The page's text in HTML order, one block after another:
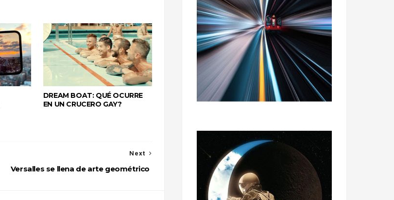
DREAM BOAT: QUÉ OCURRE
EN UN CRUCERO GAY?
Next
Versalles se llena de arte geométrico